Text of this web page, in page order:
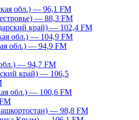
обл.) — 96,1 FM
— 88,3 FM
край) — 102,4 FM
обл.) — 104,9 FM
обл.) — 94,9 FM
— 94,7 FM
край) — 106,5
обл.) — 100,6 FM
— 98,8 FM